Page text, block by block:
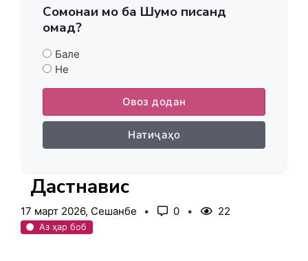
Сомонаи мо ба Шумо писанд
омад?
Бале
Не
Овоз додан
Натиҷаҳо
Дастнависӣ
17 март 2026, Сешанбе 0 22
Аз ҳар боб